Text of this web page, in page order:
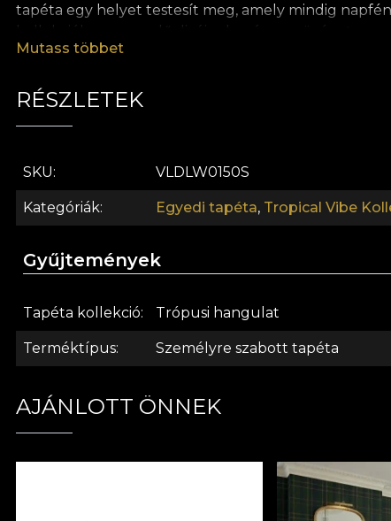
tapéta egy helyet testesít meg, amely mindig
kollekcióban szereplő dizájnok számos növényt
egységes képét a színpaletta segíti, amelyet
tapétánk természetes, környezetbarát és
Mutass többet
RÉSZLETEK
SKU VLDLW0150S
Kategóriák Egyedi tapéta, Tropical Vibe
Gyűjtemények
Tapéta kollekció Trópusi hangulat
Terméktípus Személyre szabott tapéta
AJÁNLOTT ÖNNEK